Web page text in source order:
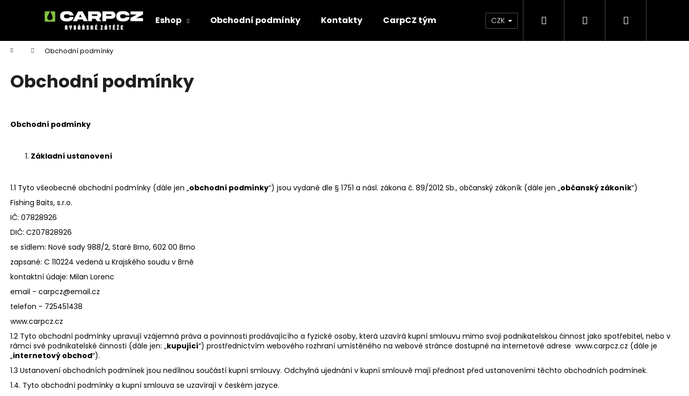
Eshop Obchodní podmínky Kontakty CarpCZ tým Velkoobchod
CZK Hledat PřihlášeníNákupní
Domů Obchodní podmínky
Obchodní podmínky
Obchodní podmínky
Základní ustanovení
1.1 Tyto všeobecné obchodní podmínky (dále jen „obchodní podmínky“) jsou vydané dle § 1751 a násl. zákona č. 89/2012 Sb., občanský zákoník (dále jen „občanský zákoník“)
Fishing Baits, s.r.o.
IČ: 07828926
DIČ: CZ07828926
se sídlem: Nové sady 988/2, Staré Brno, 602 00 Brno
zapsané: C 110224 vedená u Krajského soudu v Brně
kontaktní údaje: Milan Lorenc
email - carpcz@email.cz
telefon - 725451438
www.carpcz.cz
1.2 Tyto obchodní podmínky upravují vzájemná práva a povinnosti prodávajícího a fyzické osoby, která uzavírá kupní smlouvu mimo svoji podnikatelskou činnost jako spotřebitel, nebo v
rámci své podnikatelské činnosti (dále jen: „kupující“) prostřednictvím webového rozhraní umístěného na webové stránce dostupné na internetové adrese www.carpcz.cz (dále je
„internetový obchod“).
1.3 Ustanovení obchodních podmínek jsou nedílnou součástí kupní smlouvy. Odchylná ujednání v kupní smlouvě mají přednost před ustanoveními těchto obchodních podmínek.
1.4. Tyto obchodní podmínky a kupní smlouva se uzavírají v českém jazyce.
í
Zpět
do
obchodu
Zpět
do
obchodu